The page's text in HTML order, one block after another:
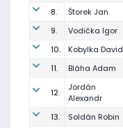
8.
Štorek Jan
9.
Vodička Igor
10.
Kobylka David
11.
Bláha Adam
12.
Jordán
Alexandr
13. Soldán Robin